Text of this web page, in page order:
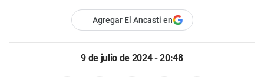
Agregar El Ancasti en
9 de julio de 2024 - 20:48